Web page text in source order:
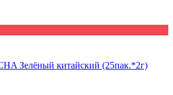
Зелёный китайский (25пак.*2г)